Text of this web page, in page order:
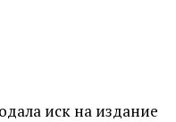
иск на издание